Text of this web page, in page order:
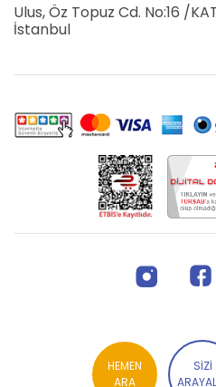
Ulus, Öz Topuz Cd. No:16 /
İstanbul
HEMEN
ARA
SİZİ